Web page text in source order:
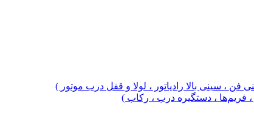
، سینی بالا رادیاتور ، لولا و قفل درب موتور )
، فریم‌ها ، دستگیره درب ، رکاب )